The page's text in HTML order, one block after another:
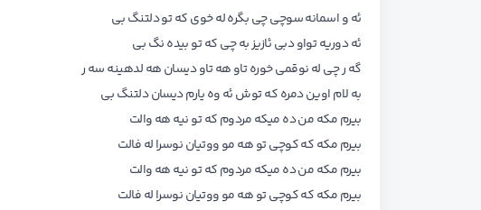
ئه و اسمانه سوچی چی بگره له خوی که تو دلتنگ بی
ئه دوریه تواو دبی ئازیز به چی که تو بیده نگ بی
گه ر چی له نوقمی خوره تاو هه تاو دیسان هه لدهینه سه ر
به لام اوین دمره که توش ئه وه یارم دیسان دلتنگ بی
بیرم مکه من ده میکه مردوم که تو نیه هه والت
بیرم مکه که کوچی تو هه مو ووتیان نوسرا له فالت
بیرم مکه من ده میکه مردوم که تو نیه هه والت
بیرم مکه که کوچی تو هه مو ووتیان نوسرا له فالت